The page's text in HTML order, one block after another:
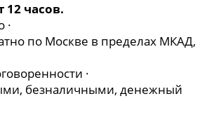
12 часов.
·
по Москве в пределах МКАД,
·
безналичными, денежный